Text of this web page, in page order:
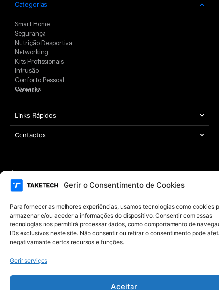
Gerir o Consentimento de Cookies
Para fornecer as melhores experiências, usamos tecnologias como cookies
armazenar e/ou aceder a informações do dispositivo. Consentir com essas
tecnologias nos permitirá processar dados, como comportamento de
IDs exclusivos neste site. Não consentir ou retirar o consentimento pode
negativamante certos recursos e funções.
Gerir serviços
Aceitar
Categorias
Smart Home
Segurança
Nutrição Desportiva
Networking
Kits Profissionais
Intrusão
Conforto Pessoal
Câmaras
Ver mais
Links Rápidos
Contactos
Copyright © 2021 – 2026 TAKETECH | Todos os direitos reservados
Desenvolvido por